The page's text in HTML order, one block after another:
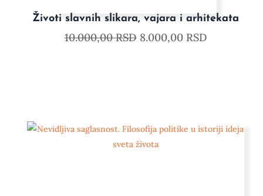
Životi slavnih slikara, vajara i arhitekata
10.000,00RSD 8.000,00 RSD